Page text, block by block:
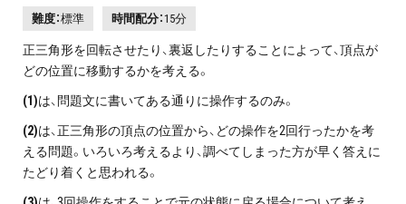
難度：標準 時間配分：15分
正三角形を回転させたり、裏返したりすることによって、頂点が
どの位置に移動するかを考える。
(1)は、問題文に書いてある通りに操作するのみ。
(2)は、正三角形の頂点の位置から、どの操作を2回行ったかを考
える問題。いろいろ考えるより、調べてしまった方が早く答えに
たどり着くと思われる。